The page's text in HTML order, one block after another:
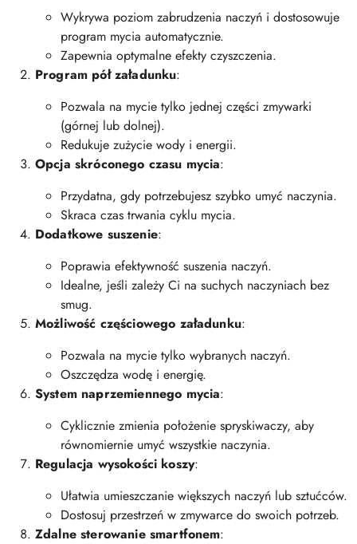
Wykrywa poziom zabrudzenia naczyń i dostosowuje
program mycia automatycznie.
Zapewnia optymalne efekty czyszczenia.
Program pół załadunku:
Pozwala na mycie tylko jednej części zmywarki
(górnej lub dolnej).
Redukuje zużycie wody i energii.
Opcja skróconego czasu mycia:
Przydatna, gdy potrzebujesz szybko umyć naczynia.
Skraca czas trwania cyklu mycia.
Dodatkowe suszenie:
Poprawia efektywność suszenia naczyń.
Idealne, jeśli zależy Ci na suchych naczyniach bez
smug.
Możliwość częściowego załadunku:
Pozwala na mycie tylko wybranych naczyń.
Oszczędza wodę i energię.
System naprzemiennego mycia:
Cyklicznie zmienia położenie spryskiwaczy, aby
równomiernie umyć wszystkie naczynia.
Regulacja wysokości koszy:
Ułatwia umieszczanie większych naczyń lub sztućców.
Dostosuj przestrzeń w zmywarce do swoich potrzeb.
Zdalne sterowanie smartfonem: